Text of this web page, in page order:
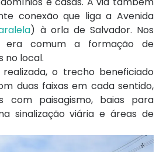
conexão que liga a Avenida
) à orla de Salvador. Nos
era comum a formação de
no local.
o trecho beneficiado
duas faixas em cada sentido,
com paisagismo, baias para
sinalização viária e áreas de